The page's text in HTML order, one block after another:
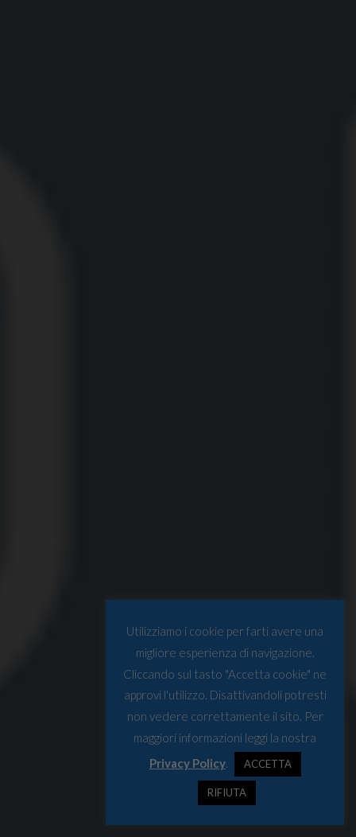
Utilizziamo i cookie per farti avere una
migliore esperienza di navigazione.
Cliccando sul tasto "Accetta cookie" ne
approvi l'utilizzo. Disattivandoli potresti
non vedere correttamente il sito. Per
maggiori informazioni leggi la nostra
Privacy Policy. ACCETTA
RIFIUTA